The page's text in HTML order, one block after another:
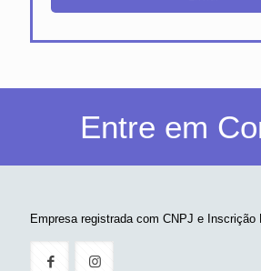
Entre em
Empresa registrada com CNPJ e Inscrição